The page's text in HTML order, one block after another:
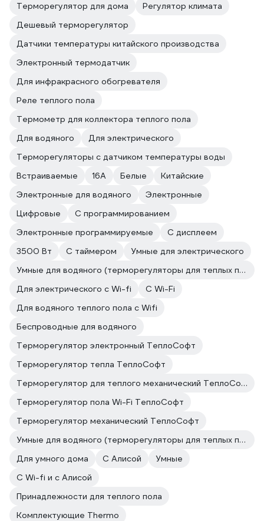
Терморегулятор для дома
Регулятор климата
Дешевый терморегулятор
Датчики температуры китайского производства
Электронный термодатчик
Для инфракрасного обогревателя
Реле теплого пола
Термометр для коллектора теплого пола
Для водяного
Для электрического
Терморегуляторы с датчиком температуры воды
Встраиваемые
16А Белые
Китайские
Электронные для водяного
Электронные
Цифровые
С программированием
Электронные программируемые
С дисплеем
3500 Вт
С таймером
Умные для электрического
Умные для водяного (терморегуляторы для теплых полов)
Для электрического с Wi-fi
C Wi-Fi
Для водяного теплого пола с Wifi
Беспроводные для водяного
Терморегулятор электронный ТеплоСофт
Терморегулятор тепла ТеплоСофт
Терморегулятор для теплого механический ТеплоСофт
Терморегулятор пола Wi-Fi ТеплоСофт
Терморегулятор механический ТеплоСофт
Умные для водяного (терморегуляторы для теплых полов)
Для умного дома
С Алисой
Умные
С Wi-fi и c Алисой
Принадлежности для теплого пола
Комплектующие Thermo